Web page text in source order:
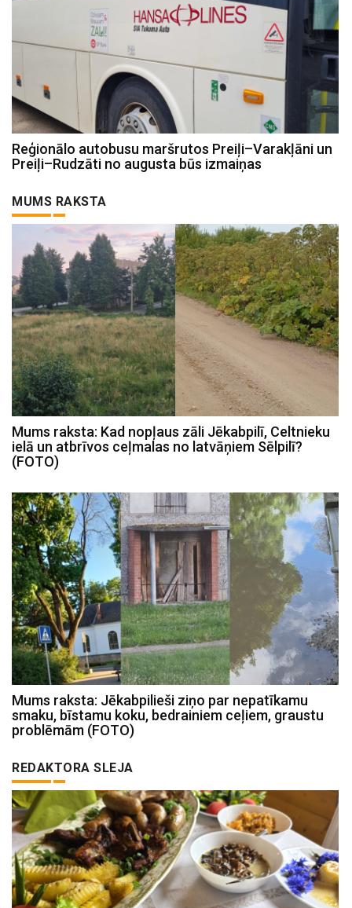
Reģionālo autobusu maršrutos Preiļi–Varakļāni un
Preiļi–Rudzāti no augusta būs izmaiņas
MUMS RAKSTA
Mums raksta: Kad nopļaus zāli Jēkabpilī, Celtnieku
ielā un atbrīvos ceļmalas no latvāņiem Sēlpilī?
(FOTO)
Mums raksta: Jēkabpilieši ziņo par nepatīkamu
smaku, bīstamu koku, bedrainiem ceļiem, graustu
problēmām (FOTO)
REDAKTORA SLEJA